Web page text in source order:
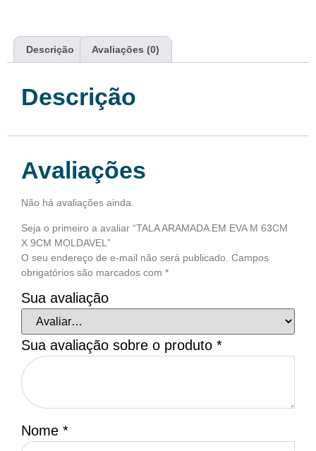
Descrição Avaliações (0)
Descrição
Avaliações
Não há avaliações ainda.
Seja o primeiro a avaliar “TALA ARAMADA EM EVA M 63CM
X 9CM MOLDAVEL”
O seu endereço de e-mail não será publicado. Campos
obrigatórios são marcados com *
Sua avaliação
Sua avaliação sobre o produto *
Nome *